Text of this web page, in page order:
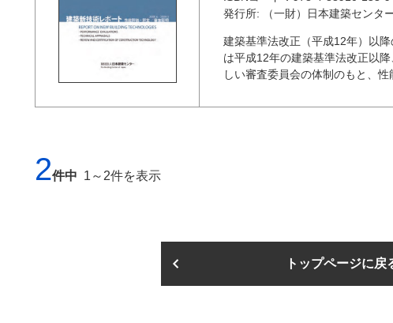
発行所: （一財）日本建築センタ
建築基準法改正（平成12年）以
は平成12年の建築基準法改正以
しい審査委員会の体制のもと、
を紹介するとともに、評価業務
者をはじめ建築に関わるみなさ
2件中 1～2件を表示
トップページに戻